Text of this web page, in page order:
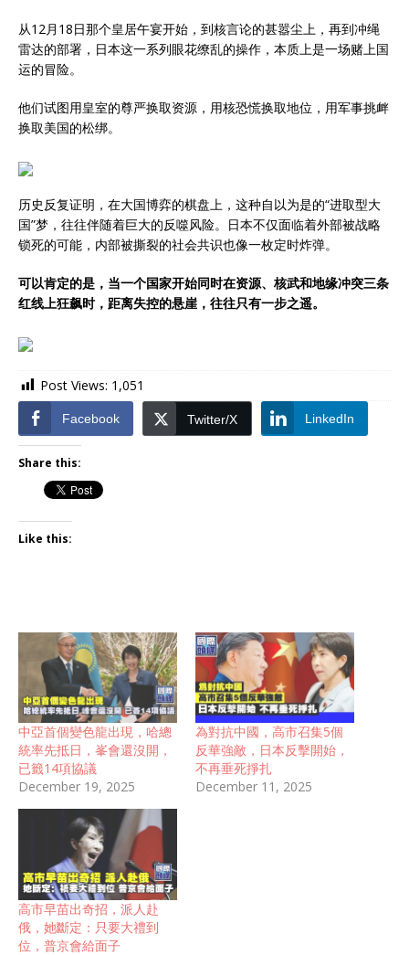
从12月18日那个皇居午宴开始，到核言论的甚嚣尘上，再到冲绳
雷达的部署，日本这一系列眼花缭乱的操作，本质上是一场赌上国
运的冒险。
他们试图用皇室的尊严换取资源，用核恐慌换取地位，用军事挑衅
换取美国的松绑。
历史反复证明，在大国博弈的棋盘上，这种自以为是的“进取型大
国”梦，往往伴随着巨大的反噬风险。日本不仅面临着外部被战略
锁死的可能，内部被撕裂的社会共识也像一枚定时炸弹。
可以肯定的是，当一个国家开始同时在资源、核武和地缘冲突三条
红线上狂飙时，距离失控的悬崖，往往只有一步之遥。
Post Views: 1,051
Facebook Twitter/X LinkedIn
Share this:
Like this:
中亞首個變色龍出現，哈總
統率先抵日，峯會還沒開，
已籤14項協議
December 19, 2025
為對抗中國，高市召集5個
反華強敵，日本反擊開始，
不再垂死掙扎
December 11, 2025
高市早苗出奇招，派人赴
俄，她斷定：只要大禮到
位，普京會給面子